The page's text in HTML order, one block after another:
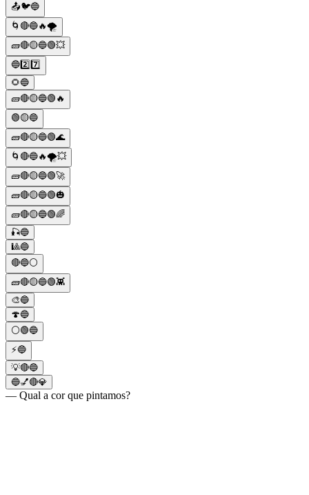
📤🐦🔵
🌀🔴🔵🔥🌪️
🧱🔴🟡🔵🟢💥
🔵2️⃣7️⃣
🌻🔵
🧱🔴🟡🔵🟢🔥
🟢🟡🔵
🧱🔴🟡🔵🟢🌊
🌀🔴🔵🔥🌪️💥
🧱🔴🟡🔵🟢🚀
🧱🔴🟡🔵🟢🎃
🧱🔴🟡🔵🟢🌈
🎣🔵
🎱🔵
🔴🔵⚪
🧱🔴🟡🔵🟢👾
🎨🔵
🍄🔵
⚪🟢🔵
⚡🔵
💡🔴🔵
🔵💅🔴💎
— Qual a cor que pintamos?